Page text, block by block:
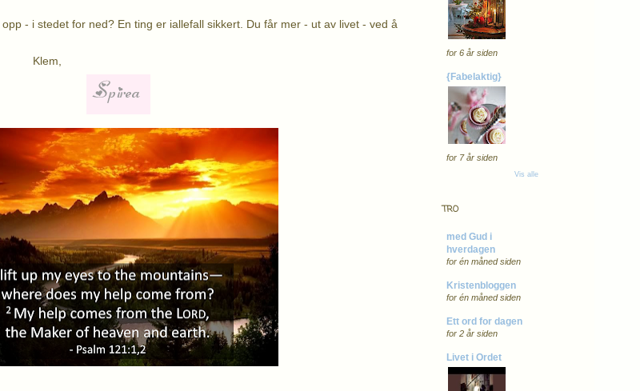
- i stedet for ned? En ting er iallefall sikkert. Du får mer - ut av livet - ved å
for 6 år siden
{Fabelaktig}
for 7 år siden
Vis alle
TRO
med Gud i
hverdagen
for én måned siden
Kristenbloggen
for én måned siden
Ett ord for dagen
for 2 år siden
Livet i Ordet